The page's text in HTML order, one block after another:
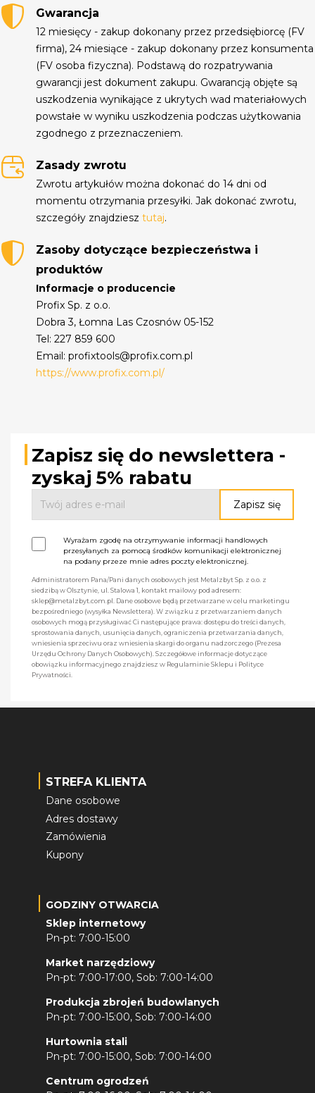
Gwarancja
12 miesięcy - zakup dokonany przez przedsiębiorcę (FV
firma), 24 miesiące - zakup dokonany przez konsumenta
(FV osoba fizyczna). Podstawą do rozpatrywania
gwarancji jest dokument zakupu. Gwarancją objęte są
uszkodzenia wynikające z ukrytych wad materiałowych
powstałe w wyniku uszkodzenia podczas użytkowania
zgodnego z przeznaczeniem.
Zasady zwrotu
Zwrotu artykułów można dokonać do 14 dni od
momentu otrzymania przesyłki. Jak dokonać zwrotu,
szczegóły znajdziesztutaj.
Zasoby dotyczące bezpieczeństwa i
produktów
Informacje o producencie
Profix Sp. z o.o.
Dobra 3, Łomna Las Czosnów 05-152
Tel: 227 859 600
Email: profixtools@profix.com.pl
https://www.profix.com.pl/
Zapisz się do newslettera -
zyskaj 5% rabatu
Wyrażam zgodę na otrzymywanie informacji handlowych
przesyłanych za pomocą środków komunikacji elektronicznej
na podany przeze mnie adres poczty elektronicznej.
Administratorem Pana/Pani danych osobowych jest Metalzbyt Sp. z o.o. z
siedzibą w Olsztynie, ul. Stalowa 1, kontakt mailowy pod adresem:
sklep@metalzbyt.com.pl. Dane osobowe będą przetwarzane w celu marketingu
bezpośredniego (wysyłka Newslettera). W związku z przetwarzaniem danych
osobowych mogą przysługiwać Ci następujące prawa: dostępu do treści danych,
sprostowania danych, usunięcia danych, ograniczenia przetwarzania danych,
wniesienia sprzeciwu oraz wniesienia skargi do organu nadzorczego (Prezesa
Urzędu Ochrony Danych Osobowych). Szczegółowe informacje dotyczące
obowiązku informacyjnego znajdziesz w Regulaminie Sklepu i Polityce
Prywatności.
STREFA KLIENTA
Dane osobowe
Adres dostawy
Zamówienia
Kupony
GODZINY OTWARCIA
Sklep internetowy
Pn-pt: 7:00-15:00
Market narzędziowy
Pn-pt: 7:00-17:00, Sob: 7:00-14:00
Produkcja zbrojeń budowlanych
Pn-pt: 7:00-15:00, Sob: 7:00-14:00
Hurtownia stali
Pn-pt: 7:00-15:00, Sob: 7:00-14:00
Centrum ogrodzeń